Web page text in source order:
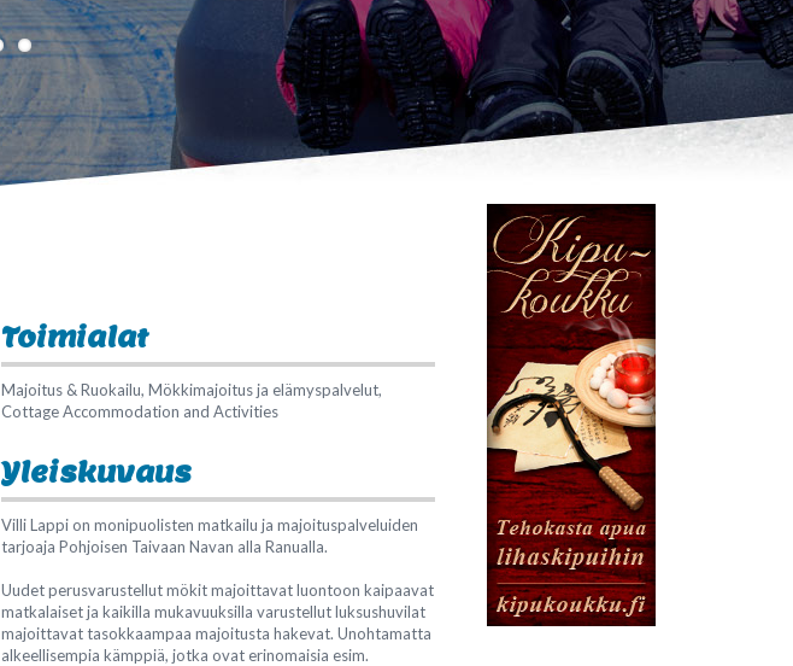
Toimialat
Majoitus & Ruokailu, Mökkimajoitus ja elämyspalvelut,
Cottage Accommodation and Activities
Yleiskuvaus
Villi Lappi on monipuolisten matkailu ja majoituspalveluiden
tarjoaja Pohjoisen Taivaan Navan alla Ranualla.
Uudet perusvarustellut mökit majoittavat luontoon kaipaavat
matkalaiset ja kaikilla mukavuuksilla varustellut luksushuvilat
majoittavat tasokkaampaa majoitusta hakevat. Unohtamatta
alkeellisempia kämppiä, jotka ovat erinomaisia esim.